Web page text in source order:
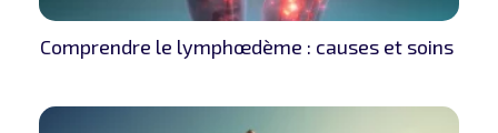
Comprendre le lymphœdème : causes et soins